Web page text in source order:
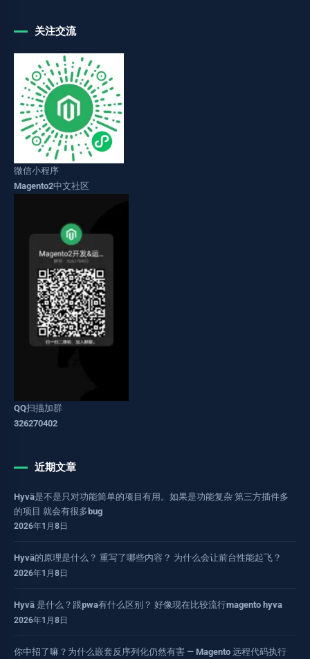
关注交流
微信小程序
Magento2中文社区
QQ扫描加群
326270402
近期文章
Hyvä是不是只对功能简单的项目有用。如果是功能复杂 第三方插件多
的项目 就会有很多bug
2026年1月8日
Hyvä的原理是什么？ 重写了哪些内容？ 为什么会让前台性能起飞？
2026年1月8日
Hyvä 是什么？跟pwa有什么区别？ 好像现在比较流行magento hyva
2026年1月8日
你中招了嘛？为什么嵌套反序列化仍然有害 — Magento 远程代码执行